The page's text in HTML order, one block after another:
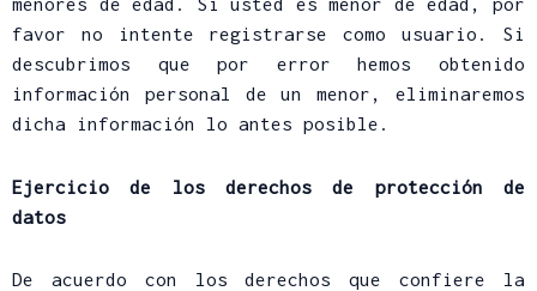
favor no intente registrarse como usuario. Si
descubrimos que por error hemos obtenido
información personal de un menor, eliminaremos
dicha información lo antes posible.
Ejercicio de los derechos de protección de
datos
De acuerdo con los derechos que confiere la